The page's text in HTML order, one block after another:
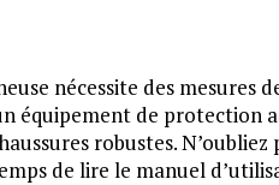
nécessite des mesures
équipement de protection
robustes.
de lire le manuel